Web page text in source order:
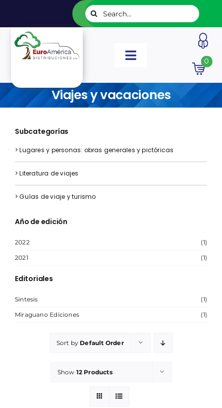
contenido
Buscar:
Toggle
INICIO
EDITORIALES
NOSOTROS
0
Viajes y vacaciones
Subcategorías
> Lugares y personas: obras generales y pictóricas
> Literatura de viajes
> Guías de viaje y turismo
Año de edición
2022 (1)
2021 (1)
Editoriales
Sintesis (1)
Miraguano Ediciones (1)
Sort by Default Order
Show 12 Products